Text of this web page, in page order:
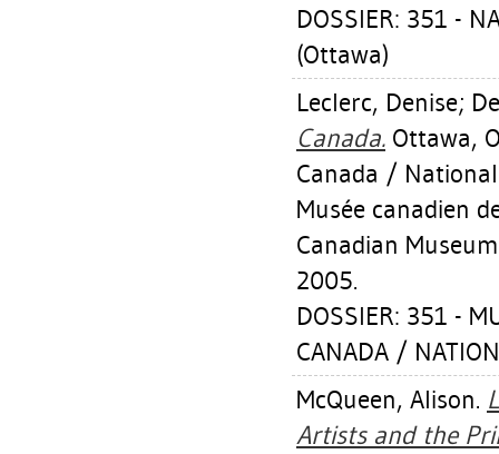
DOSSIER: 351 -
(Ottawa)
Leclerc, Denise;
Canada. Ottawa,
Canada /
Musée canadien
Canadian
2005.
DOSSIER: 351 -
CANADA /
McQueen, Alison.
Artists and the